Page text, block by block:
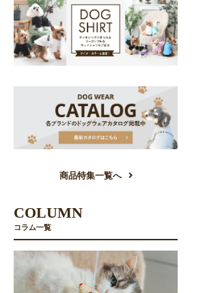
商品特集一覧へ
COLUMN
コラム一覧